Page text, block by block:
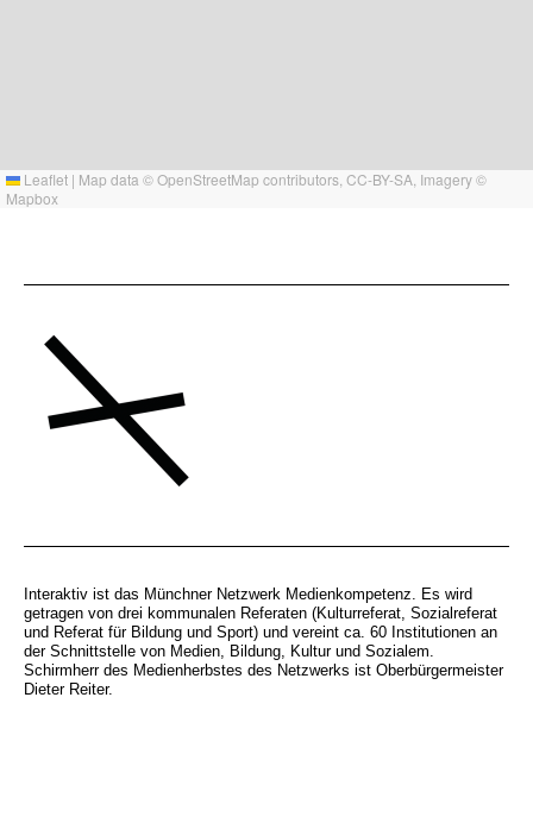
Leaflet | Map data ©OpenStreetMap contributors, CC-BY-SA, Imagery ©
Mapbox
Interaktiv ist das Münchner Netzwerk Medienkompetenz. Es wird
getragen von drei kommunalen Referaten (Kulturreferat, Sozialreferat
und Referat für Bildung und Sport) und vereint ca. 60 Institutionen an
der Schnittstelle von Medien, Bildung, Kultur und Sozialem.
Schirmherr des Medienherbstes des Netzwerks ist Oberbürgermeister
Dieter Reiter.